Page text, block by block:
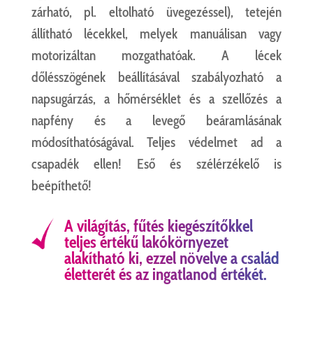
zárható, pl. eltolható üvegezéssel), tetején
állítható lécekkel, melyek manuálisan vagy
motorizáltan mozgathatóak. A lécek
dőlésszögének beállításával szabályozható a
napsugárzás, a hőmérséklet és a szellőzés a
napfény és a levegő beáramlásának
módosíthatóságával. Teljes védelmet ad a
csapadék ellen! Eső és szélérzékelő is
beépíthető!
A világítás, fűtés kiegészítőkkel
teljes értékű lakókörnyezet
alakítható ki, ezzel növelve a család
életterét és az ingatlanod értékét.